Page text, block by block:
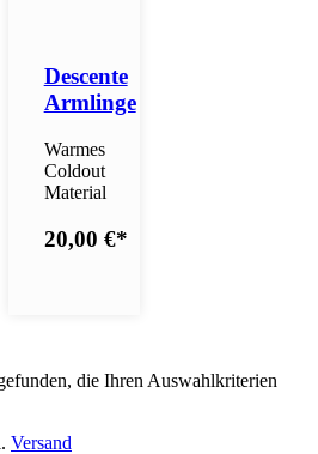
Descente
Armlinge
Warmes
Coldout
Material
20,00 €*
die Ihren Auswahlkriterien
Versand